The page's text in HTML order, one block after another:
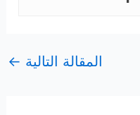
المقالة التالية ←